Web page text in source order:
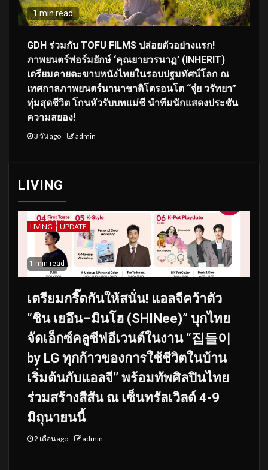
1 min read
GDH ร่วมกับ TOFU FILMS ปล่อยตัวอย่างแรก!
ภาพยนตร์ฟอร์มยักษ์ ‘คุณยายวรนาฏ’ (INHERIT)
เตรียมคายตะขาบหนังไทยในรอบปฐมทัศน์โลก ณ
เทศกาลภาพยนตร์นานาชาติโตรอนโต “จุ๋ย วรัทยา”
ทุ่มสุดชีวิต โกนหัวรับบทแม่ชี นำทีมนักแสดงประชัน
ความสยอง!
3 วัน ago admin
LIVING
LIVING UPDATE
1 min read
เตรียมกรี๊ดกันให้สนั่น! แอลจีคว้าตัว
“ชิน เยอึน–มินโฮ (SHINee)” บุกไทย
จัดเอ็กซ์คลูซีฟอีเวนต์ในงาน “집들이
by LG ทุกก้าวของการใช้ชีวิตในบ้าน
เริ่มต้นกับแอลจี” พร้อมทัพศิลปินไทย
ร่วมสร้างสีสัน ณ เซ็นทรัลเวิลด์ 4-9
มิถุนายนนี้
2 เดือน ago admin